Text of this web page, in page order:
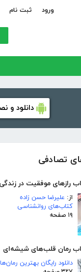
ورود ثبت نام
دانلود و
تصادفی
رازهای موفقیت در زندگی
از: علیرضا حسن زاده
کتاب‌های روانشناسی
۱۹ صفحه
رمان قلب‌های شیشه‌ای
دانلود رایگان بهترین رمان‌ها